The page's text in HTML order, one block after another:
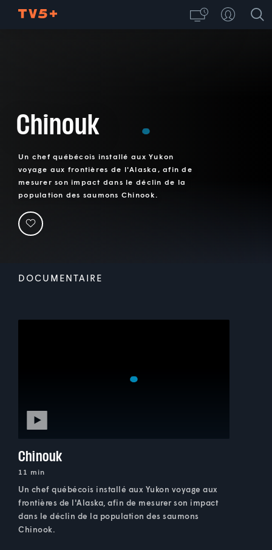
Chinouk
Un chef québécois installé aux Yukon
voyage aux frontières de l'Alaska, afin de
mesurer son impact dans le déclin de la
population des saumons Chinook.
DOCUMENTAIRE
Chinouk
11 min
Un chef québécois installé aux Yukon voyage aux
frontières de l'Alaska, afin de mesurer son impact
dans le déclin de la population des saumons
Chinook.